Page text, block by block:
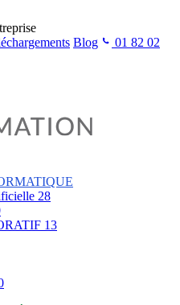
Blog
01 82 02
28
13